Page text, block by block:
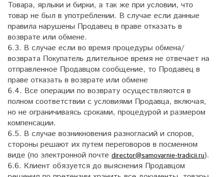
Товара, ярлыки и бирки, а так же при условии, что
товар не был в употреблении. В случае если данные
правила нарушены Продавец в праве отказать в
возврате или обмене.
6.3. В случае если во время процедуры обмена/
возврата Покупатель длительное время не отвечает на
отправленное Продавцом сообщение, то Продавец в
праве отказать в возврате или обмене
6.4. Все операции по возврату осуществляются в
полном соответствии с условиями Продавца, включая,
но не ограничиваясь сроками, процедурой и размером
компенсации.
6.5. В случае возникновения разногласий и споров,
стороны решают их путем переговоров в посменном
виде (по электронной почте director@samovarnie-tradicii.ru).
6.6. Клиент обязуется до выяснения Продавцом